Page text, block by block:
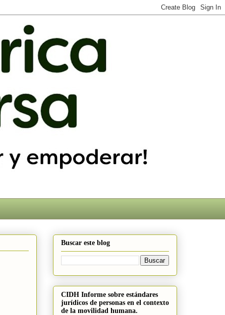
Buscar este blog
CIDH Informe sobre estándares
jurídicos de personas en el contexto
de la movilidad humana.